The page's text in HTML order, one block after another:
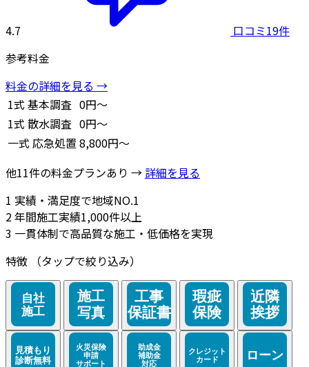
4.7
口コミ19件
参考料金
料金の詳細を見る →
1式 基本調査 0円～
1式 散水調査 0円～
一式 応急処置 8,800円～
他11件の料金プランあり → 詳細を見る
1 実績・満足度で地域NO.1
2年間施工実績1,000件以上
3 一貫体制で高品質な施工・低価格を実現
特徴
（タップで絞り込み）